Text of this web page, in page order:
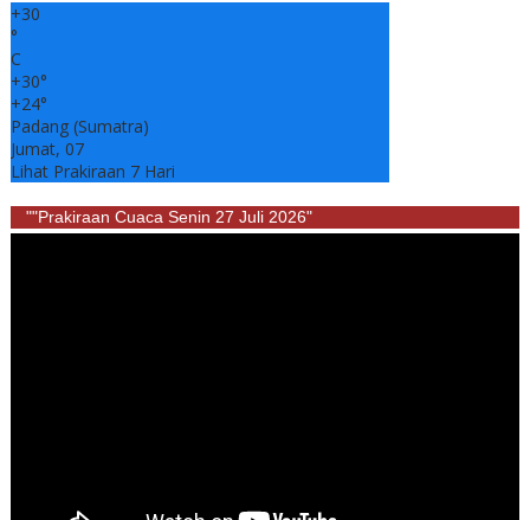
+30
°
C
+30°
+24°
Padang (Sumatra)
Jumat, 07
Lihat Prakiraan 7 Hari
""Prakiraan Cuaca Senin 27 Juli 2026"